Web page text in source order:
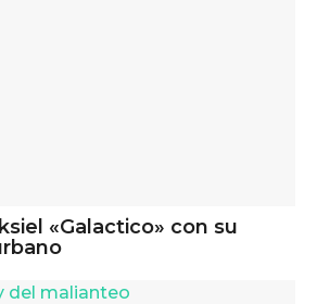
«Galactico» con su